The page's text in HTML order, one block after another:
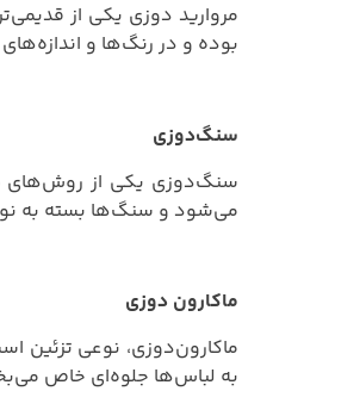
مروارید‌ دوزی یکی از
بوده و در رنگ‌ها و
سنگ‌دوزی
سنگ‌دوزی یکی از روش‌های
می‌شود و سنگ‌ها بسته به
ماکارون‌ دوزی
ماکارون‌دوزی، نوعی تزئین
به لباس‌ها جلوه‌ای خاص